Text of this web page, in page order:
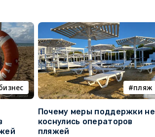
пляж
Почему меры поддержки не
коснулись операторов
пляжей